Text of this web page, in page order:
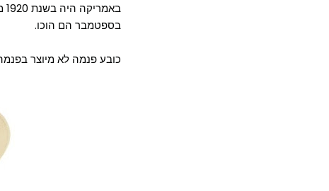
בספטמבר הם הוכו.
כובע פנמה לא מיוצר